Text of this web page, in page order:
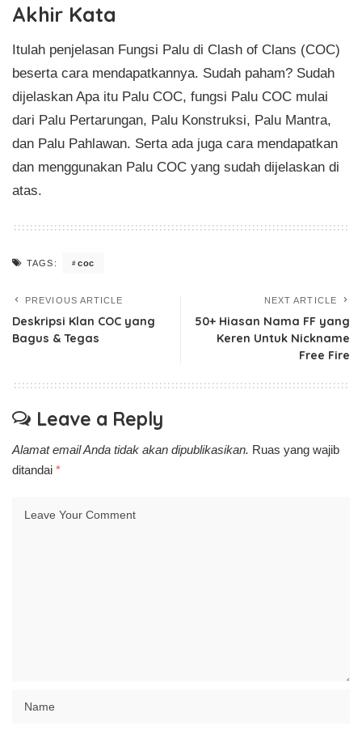
Akhir Kata
Itulah penjelasan Fungsi Palu di Clash of Clans (COC)
beserta cara mendapatkannya. Sudah paham? Sudah
dijelaskan Apa itu Palu COC, fungsi Palu COC mulai
dari Palu Pertarungan, Palu Konstruksi, Palu Mantra,
dan Palu Pahlawan. Serta ada juga cara mendapatkan
dan menggunakan Palu COC yang sudah dijelaskan di
atas.
TAGS: coc
PREVIOUS ARTICLE
Deskripsi Klan COC yang
Bagus & Tegas
NEXT ARTICLE
50+ Hiasan Nama FF yang
Keren Untuk Nickname
Free Fire
Leave a Reply
Alamat email Anda tidak akan dipublikasikan. Ruas yang wajib
ditandai *